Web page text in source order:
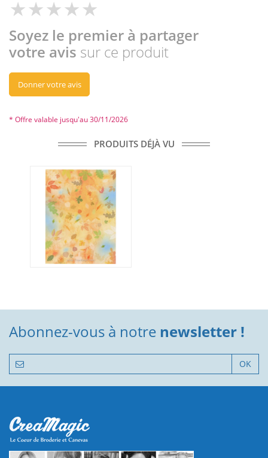
Soyez le premier à partager
votre avis sur ce produit
Donner votre avis
* Offre valable jusqu'au 30/11/2026
PRODUITS DÉJÀ VU
Abonnez-vous à notre newsletter !
OK